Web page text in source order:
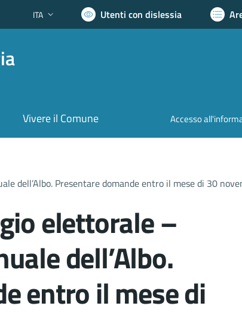
Lingua attiva:
ITA Utenti con dislessia
Vivere il Comune Accesso
dell’Albo. Presentare domande entro il mese di 30
elettorale –
dell’Albo.
entro il mese di